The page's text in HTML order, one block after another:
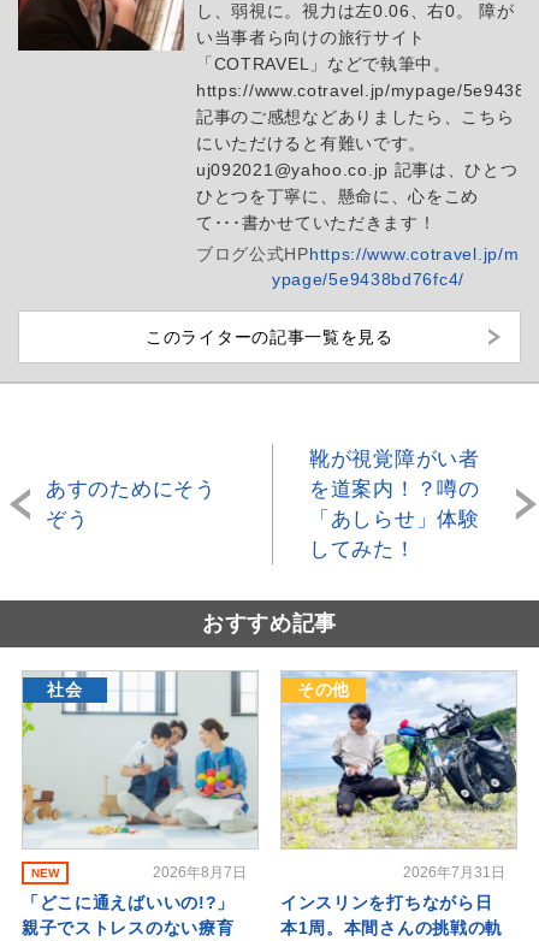
し、弱視に。視力は左0.06、右0。 障が
い当事者ら向けの旅行サイト
「COTRAVEL」などで執筆中。
https://www.cotravel.jp/mypage/
記事のご感想などありましたら、こちら
にいただけると有難いです。
uj092021@yahoo.co.jp 記事は、ひとつ
ひとつを丁寧に、懸命に、心をこめ
て･･･書かせていただきます！
ブログ公式HPhttps://www.cotravel.jp/m
ypage/5e9438bd76fc4/
このライターの記事一覧を見る
あすのためにそう
ぞう
靴が視覚障がい者
を道案内！？噂の
「あしらせ」体験
してみた！
おすすめ記事
社会
NEW 2026年8月7日
「どこに通えばいいの!?」
親子でストレスのない療育
その他
2026年7月31日
インスリンを打ちながら日
本1周。本間さんの挑戦の軌